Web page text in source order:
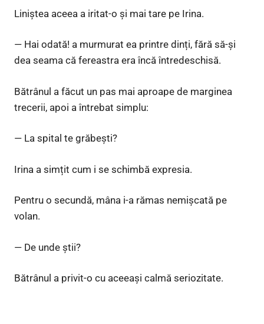
Liniștea aceea a iritat-o și mai tare pe Irina.
— Hai odată! a murmurat ea printre dinți, fără să-și
dea seama că fereastra era încă întredeschisă.
Bătrânul a făcut un pas mai aproape de marginea
trecerii, apoi a întrebat simplu:
— La spital te grăbești?
Irina a simțit cum i se schimbă expresia.
Pentru o secundă, mâna i-a rămas nemișcată pe
volan.
— De unde știi?
Bătrânul a privit-o cu aceeași calmă seriozitate.